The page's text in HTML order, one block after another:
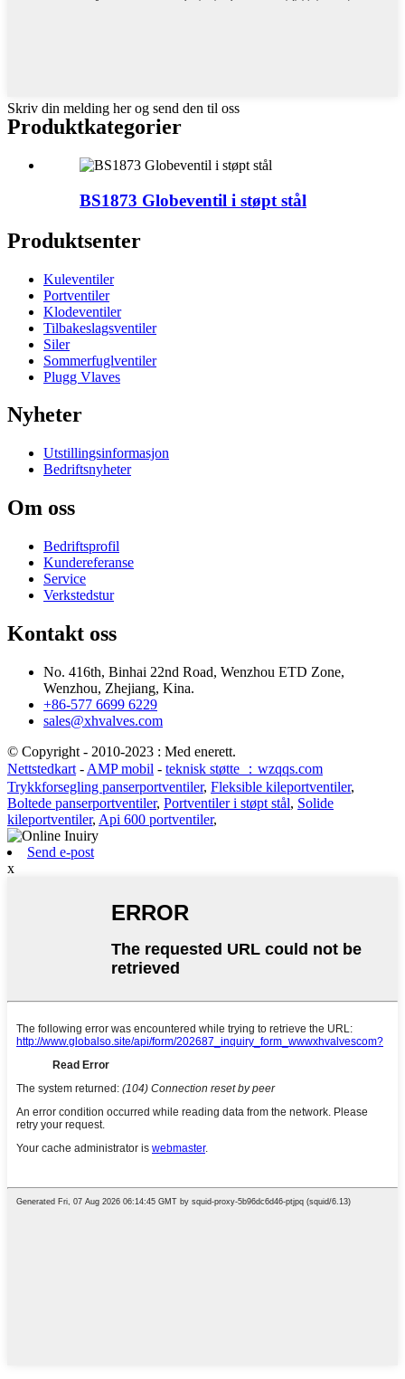
Skriv din melding her og send den til oss
Produktkategorier
BS1873 Globeventil i støpt stål
Produktsenter
Kuleventiler
Portventiler
Klodeventiler
Tilbakeslagsventiler
Siler
Sommerfuglventiler
Plugg Vlaves
Nyheter
Utstillingsinformasjon
Bedriftsnyheter
Om oss
Bedriftsprofil
Kundereferanse
Service
Verkstedstur
Kontakt oss
No. 416th, Binhai 22nd Road, Wenzhou ETD Zone,
Wenzhou, Zhejiang, Kina.
+86-577 6699 6229
sales@xhvalves.com
© Copyright - 2010-2023 : Med enerett.
Nettstedkart - AMP mobil - teknisk støtte ：wzqqs.com
Trykkforsegling panserportventiler, Fleksible kileportventiler,
Boltede panserportventiler, Portventiler i støpt stål, Solide
kileportventiler, Api 600 portventiler,
Send e-post
x